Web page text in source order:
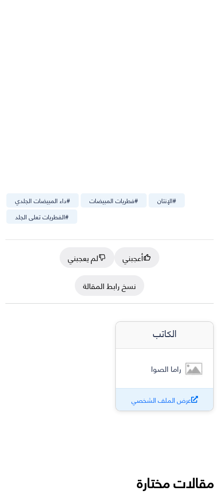
#داء المبيضات الجلدي #فطريات المبيضات #الإنتان
#الفطريات تعلى الجلد
أعجبني
لم يعجبني
نسخ رابط المقالة
الكاتب
راما الصوا
عرض الملف الشخصي
مقالات مختارة